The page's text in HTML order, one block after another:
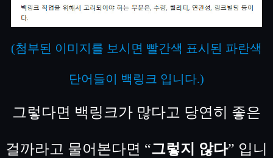
(첨부된 이미지를 보시면 빨간색 표시된 파란색
단어들이 백링크 입니다.)
그렇다면 백링크가 많다고 당연히 좋은
걸까라고 물어본다면 “그렇지 않다” 입니